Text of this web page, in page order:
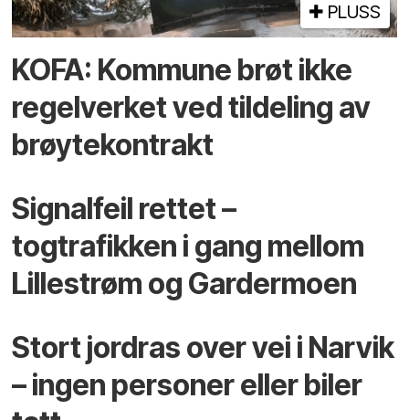
PLUSS
KOFA: Kommune brøt ikke
regelverket ved tildeling av
brøytekontrakt
Signalfeil rettet –
togtrafikken i gang mellom
Lillestrøm og Gardermoen
Stort jordras over vei i Narvik
– ingen personer eller biler